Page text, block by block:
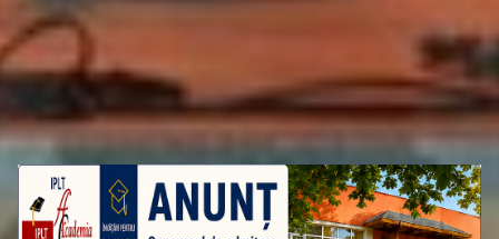
ATENȚIE! ADMITEREA ÎN CLASA A 10-A
ETAPA A II-A